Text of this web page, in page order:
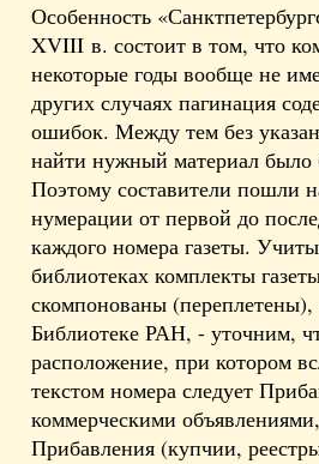
Особенность
XVIII в. состоит в том, что
некоторые годы вообще не
других случаях пагинация
ошибок. Между тем без
найти нужный материал было
Поэтому составители пошли
нумерации от первой до
каждого номера газеты.
библиотеках комплекты
скомпонованы
Библиотеке РАН, - уточним,
расположение, при котором
текстом номера следует
коммерческими
Прибавления (купчии,